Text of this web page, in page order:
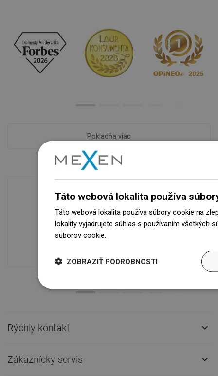
Pokladňa viac
Dostupnosť tovaru
Naše výrobky na vás čakajú v
modernom sklade.Vždy pripravený na
Rýchly kontakt 
Zákaznícky servis 
Táto webová lokalita používa
Táto webová lokalita používa súbory cookie na
lokality vyjadrujete súhlas s používaním všetkých
súborov cookie.
ZOBRAZIŤ PODROBNOSTI